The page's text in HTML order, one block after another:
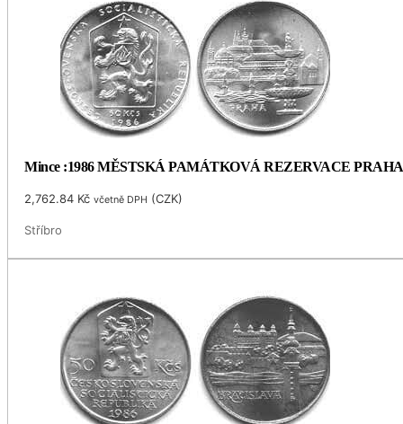
Mince :1986 MĚSTSKÁ PAMÁTKOVÁ REZERVACE PRAHA
2,762.84 Kč včetně DPH (CZK)
Stříbro